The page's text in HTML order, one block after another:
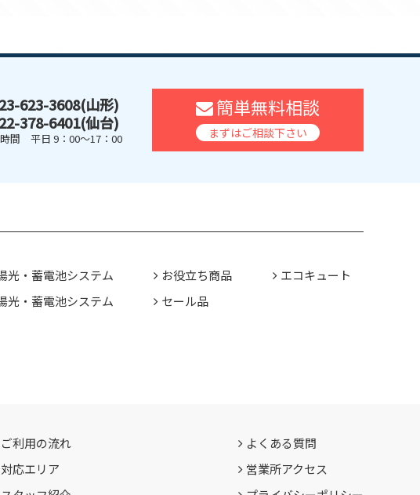
623-3608(山形)
378-6401(仙台)
間 平日 9：00～17：00
簡単無料相談
まずはご相談下さい
光・蓄電池システム
光・蓄電池システム
お役立ち商品
セール品
エコキュート
ご利用の流れ
対応エリア
よくある質問
営業所アクセス